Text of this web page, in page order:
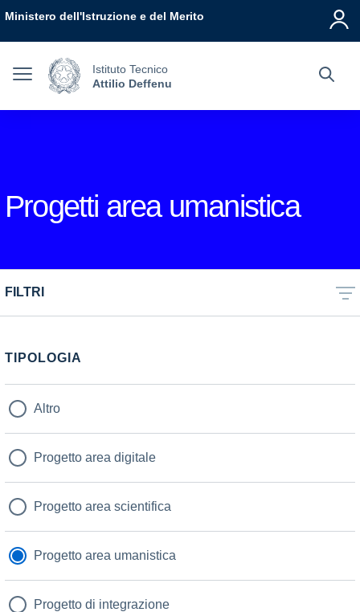
Ministero dell'Istruzione e del Merito
Istituto Tecnico
Attilio Deffenu
Progetti area umanistica
FILTRI
TIPOLOGIA
Altro
Progetto area digitale
Progetto area scientifica
Progetto area umanistica
Progetto di integrazione